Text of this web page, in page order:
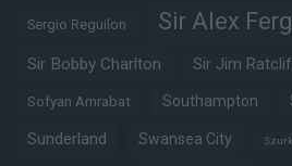
Sergio Reguilon Sir Alex
Sir Bobby Charlton Sir Jim
Sofyan Amrabat Southampton
Sunderland Swansea City